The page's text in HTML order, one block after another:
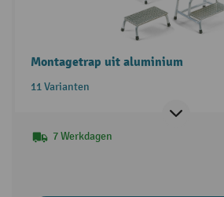
Montagetrap uit aluminium
11 Varianten
7 Werkdagen